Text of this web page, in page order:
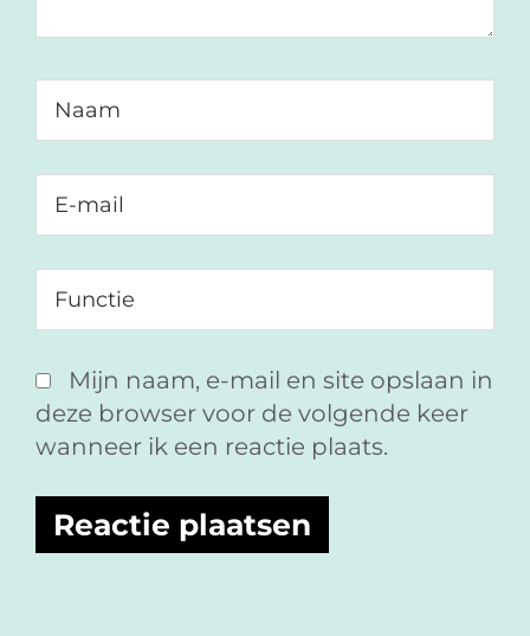
Mijn naam, e-mail en site opslaan in
deze browser voor de volgende keer
wanneer ik een reactie plaats.